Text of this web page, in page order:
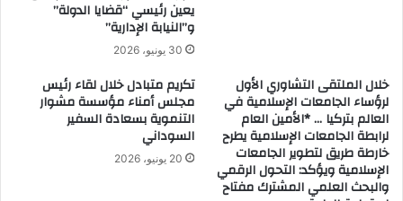
يعين رئيسي “قضايا الدولة”
و”النيابة الإدارية”
30 يونيو، 2026
خلال الملتقى التشاوري الأول
لرؤساء الجامعات الإسلامية في
العالم بتركيا … *الأمين العام
لرابطة الجامعات الإسلامية يطرح
خارطة طريق لتطوير الجامعات
الإسلامية ويؤكد: التحول الرقمي
والبحث العلمي المشترك مفتاح
تكريم متبادل خلال لقاء رئيس
مجلس أمناء مؤسسة مشوار
التنموية بسعادة السفير
السوداني
20 يونيو، 2026